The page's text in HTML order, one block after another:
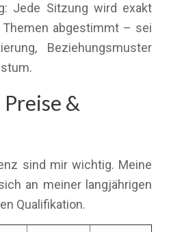
Jede Sitzung wird exakt
abgestimmt – sei
Beziehungsmuster
&
sind mir wichtig. Meine
an meiner langjährigen
Qualifikation.